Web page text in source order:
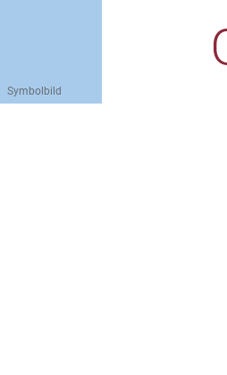
Symbolbild